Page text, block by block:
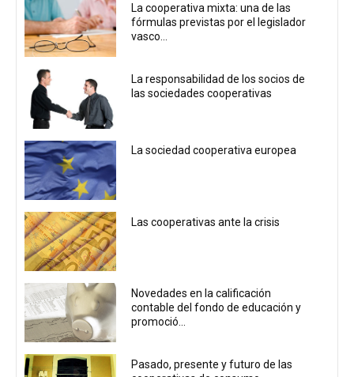
La cooperativa mixta: una de las
fórmulas previstas por el legislador
vasco...
La responsabilidad de los socios de
las sociedades cooperativas
La sociedad cooperativa europea
Las cooperativas ante la crisis
Novedades en la calificación
contable del fondo de educación y
promoció...
Pasado, presente y futuro de las